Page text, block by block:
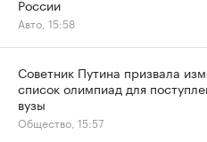
России
Авто, 15:58
Советник Путина призвала
список олимпиад для
вузы
Общество, 15:57